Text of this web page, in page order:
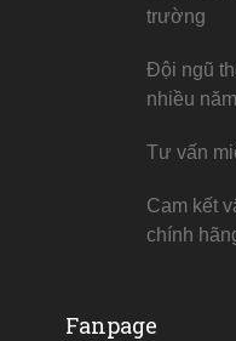
trường
Đội ngũ
nhiều
Tư vấn
Cam kết
chính
Fanpage